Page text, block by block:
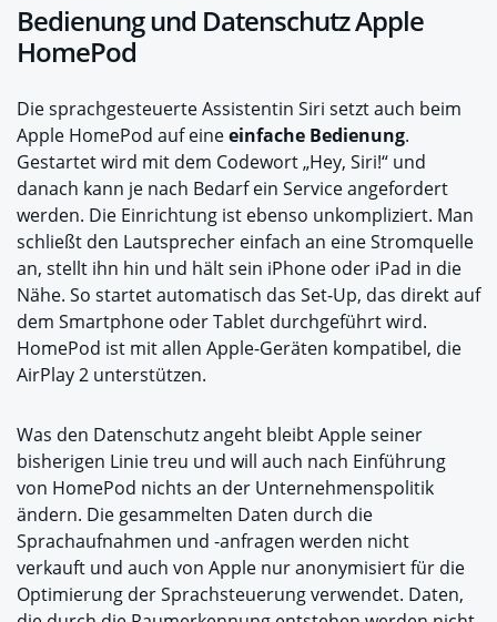
Bedienung und Datenschutz Apple
HomePod
Die sprachgesteuerte Assistentin Siri setzt auch beim
Apple HomePod auf eineeinfache Bedienung.
Gestartet wird mit dem Codewort „Hey, Siri!“ und
danach kann je nach Bedarf ein Service angefordert
werden. Die Einrichtung ist ebenso unkompliziert. Man
schließt den Lautsprecher einfach an eine Stromquelle
an, stellt ihn hin und hält sein iPhone oder iPad in die
Nähe. So startet automatisch das Set-Up, das direkt auf
dem Smartphone oder Tablet durchgeführt wird.
HomePod ist mit allen Apple-Geräten kompatibel, die
AirPlay 2 unterstützen.
Was den Datenschutz angeht bleibt Apple seiner
bisherigen Linie treu und will auch nach Einführung
von HomePod nichts an der Unternehmenspolitik
ändern. Die gesammelten Daten durch die
Sprachaufnahmen und -anfragen werden nicht
verkauft und auch von Apple nur anonymisiert für die
Optimierung der Sprachsteuerung verwendet. Daten,